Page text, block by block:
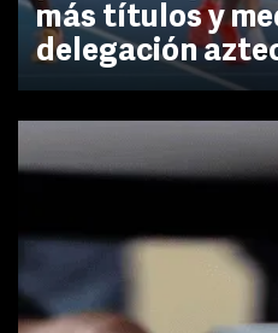
más títulos y
delegación